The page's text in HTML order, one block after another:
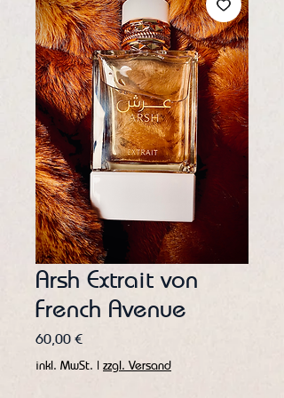
Arsh Extrait von
French Avenue
60,00 €Preis
inkl. MwSt. | zzgl. Versand